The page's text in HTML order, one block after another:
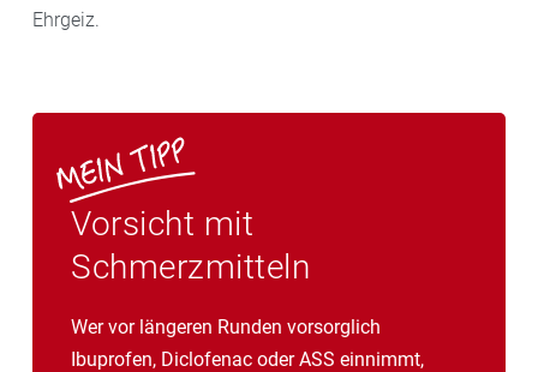
Ehrgeiz.
Vorsicht mit
Schmerzmitteln
Wer vor längeren Runden vorsorglich
Ibuprofen, Diclofenac oder ASS einnimmt,